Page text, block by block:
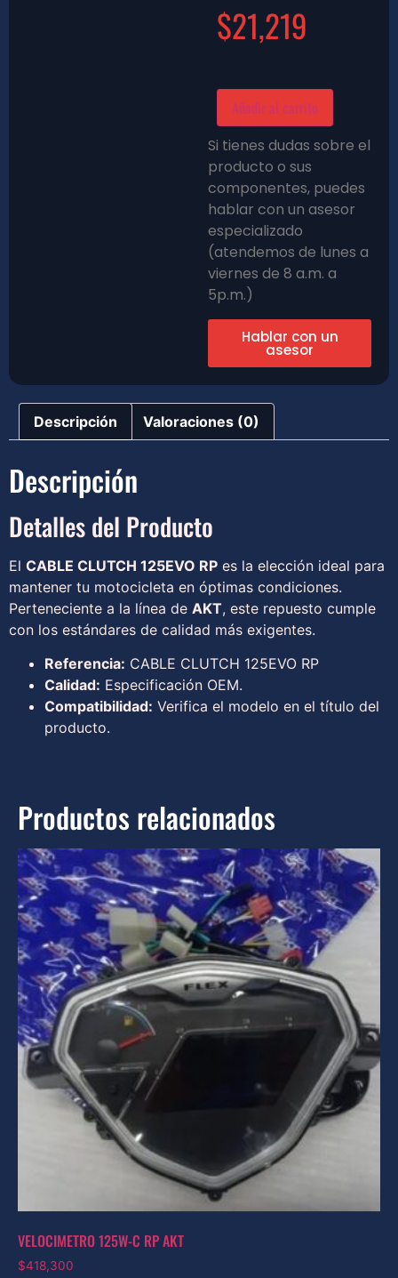
$21,219
Añadir al carrito
Si tienes dudas sobre el
producto o sus
componentes, puedes
hablar con un asesor
especializado
(atendemos de lunes a
viernes de 8 a.m. a
5p.m.)
Hablar con un
asesor
Descripción Valoraciones (0)
Descripción
Detalles del Producto
El CABLE CLUTCH 125EVO RP es la elección ideal para
mantener tu motocicleta en óptimas condiciones.
Perteneciente a la línea de AKT, este repuesto cumple
con los estándares de calidad más exigentes.
Referencia: CABLE CLUTCH 125EVO RP
Calidad: Especificación OEM.
Compatibilidad: Verifica el modelo en el título del
producto.
Productos relacionados
VELOCIMETRO 125W-C RP AKT
$418,300